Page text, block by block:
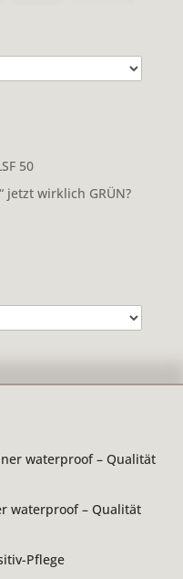
50
jetzt wirklich GRÜN?
waterproof – Qualität
waterproof – Qualität
Pflege